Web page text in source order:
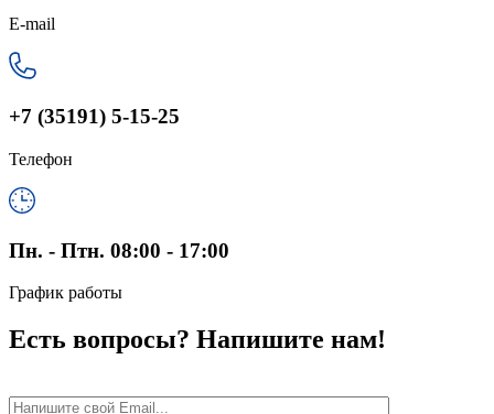
E-mail
+7 (35191) 5-15-25
Телефон
Пн. - Птн. 08:00 - 17:00
График работы
Есть вопросы? Напишите нам!